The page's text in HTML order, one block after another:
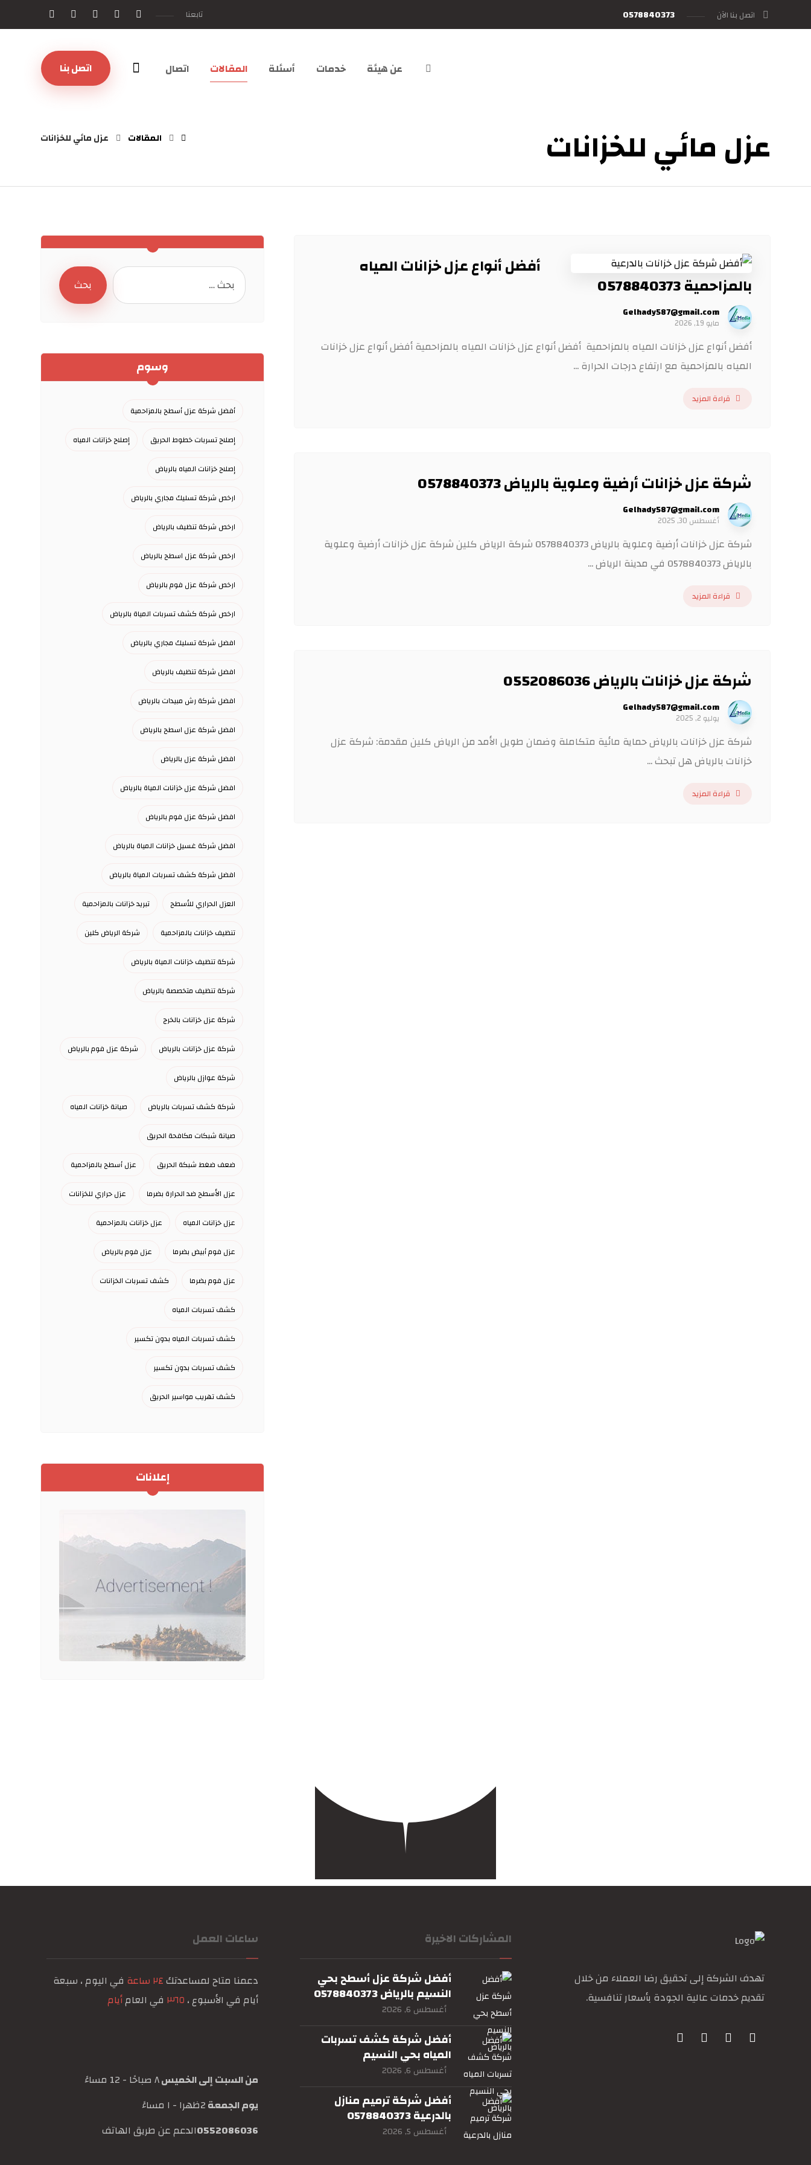
اتصل بنا الآن 0578840373 تابعنا
اتصل بنا عن هيئة خدمات أسئلة المقالات اتصال
عزل مائي للخزانات المقالات عزل مائي للخزانات
أفضل أنواع عزل خزانات المياه
بالمزاحمية 0578840373
Gelhady587@gmail.com
مايو 19, 2026
أفضل أنواع عزل خزانات المياه بالمزاحمية أفضل أنواع عزل خزانات المياه بالمزاحمية أفضل أنواع عزل خزانات
المياه بالمزاحمية مع ارتفاع درجات الحرارة ...
قراءة المزيد
شركة عزل خزانات أرضية وعلوية بالرياض 0578840373
Gelhady587@gmail.com
أغسطس 30, 2025
شركة عزل خزانات أرضية وعلوية بالرياض 0578840373 شركة الرياض كلين شركة عزل خزانات أرضية وعلوية
بالرياض 0578840373 في مدينة الرياض ...
قراءة المزيد
شركة عزل خزانات بالرياض 0552086036
Gelhady587@gmail.com
يوليو 2, 2025
شركة عزل خزانات بالرياض حماية مائية متكاملة وضمان طويل الأمد من الرياض كلين مقدمة: شركة عزل
خزانات بالرياض هل تبحث ...
قراءة المزيد
وسوم
أفضل شركة عزل أسطح بالمزاحمية
إصلاح تسربات خطوط الحريق إصلاح خزانات المياه
إصلاح خزانات المياه بالرياض
ارخص شركة تسليك مجاري بالرياض
ارخص شركة تنظيف بالرياض
ارخص شركة عزل اسطح بالرياض
ارخص شركة عزل فوم بالرياض
ارخص شركة كشف تسربات المياة بالرياض
افضل شركة تسليك مجاري بالرياض
افضل شركة تنظيف بالرياض
افضل شركة رش مبيدات بالرياض
افضل شركة عزل اسطح بالرياض
افضل شركة عزل بالرياض
افضل شركة عزل خزانات المياة بالرياض
افضل شركة عزل فوم بالرياض
افضل شركة غسيل خزانات المياة بالرياض
افضل شركة كشف تسربات المياة بالرياض
العزل الحراري للأسطح تبريد خزانات بالمزاحمية
تنظيف خزانات بالمزاحمية شركة الرياض كلين
شركة تنظيف خزانات المياة بالرياض
شركة تنظيف متخصصة بالرياض
شركة عزل خزانات بالخرج
شركة عزل خزانات بالرياض شركة عزل فوم بالرياض
شركة عوازل بالرياض
شركة كشف تسربات بالرياض صيانة خزانات المياه
صيانة شبكات مكافحة الحريق
ضعف ضغط شبكة الحريق عزل أسطح بالمزاحمية
عزل الأسطح ضد الحرارة بضرما عزل حراري للخزانات
عزل خزانات المياه عزل خزانات بالمزاحمية
عزل فوم أبيض بضرما عزل فوم بالرياض
عزل فوم بضرما كشف تسربات الخزانات
كشف تسربات المياه
كشف تسربات المياه بدون تكسير
كشف تسربات بدون تكسير
كشف تهريب مواسير الحريق
إعلانات
تهدف الشركة إلى تحقيق رضا العملاء من خلال
تقديم خدمات عالية الجودة بأسعار تنافسية.
المشاركات الاخيرة
أفضل شركة عزل أسطح بحي
النسيم بالرياض 0578840373
أغسطس 6, 2026
أفضل شركة كشف تسربات
المياه بحي النسيم
بالرياض0578840373
أغسطس 6, 2026
أفضل شركة ترميم منازل
بالدرعية 0578840373
أغسطس 5, 2026
ساعات العمل
دعمنا متاح لمساعدتك٢٤ ساعة
في اليوم ، سبعة
أيام في الأسبوع ، ٣٦٥ في العامأيام
من السبت إلى الخميس٨ صباحًا - 12 مساءً
يوم الجمعة2ظهرا - ١ مساءً
0552086036الدعم عن طريق الهاتف